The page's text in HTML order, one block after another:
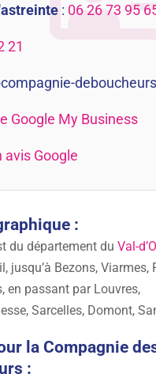
: 06 26 73 95
21
Google My Business
avis Google
:
du département duVal-
jusqu’à Bezons, Viarmes,
en passant par Louvres,
Sarcelles, Domont,
la Compagnie
: